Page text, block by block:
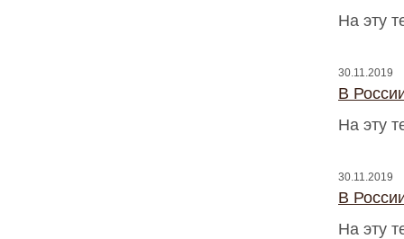
На эту
30.11.2019
В
На эту
30.11.2019
В
На эту